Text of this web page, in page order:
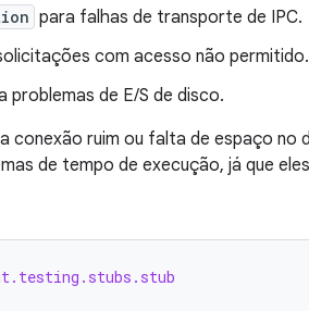
para falhas de transporte de IPC.
com acesso não permitido.
problemas de E/S de disco.
conexão ruim ou falta de espaço no
de tempo de execução, já que